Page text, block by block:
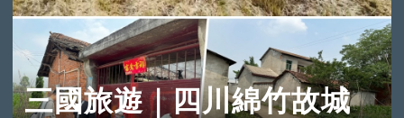
三國旅遊｜四川綿竹故城